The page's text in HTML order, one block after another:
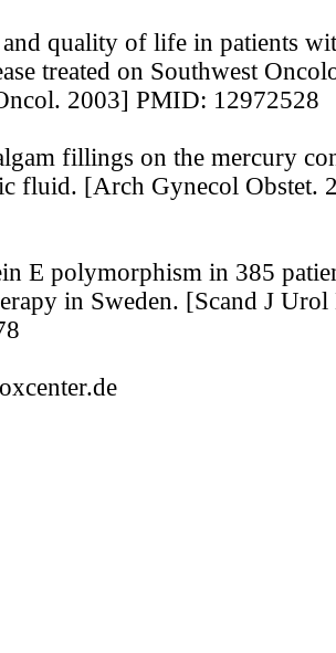
and quality of life in patients
treated on Southwest
2003] PMID: 12972528
fillings on the mercury
fluid. [Arch Gynecol Obstet.
E polymorphism in 385
in Sweden. [Scand J